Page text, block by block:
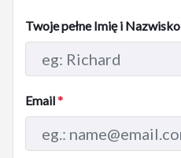
Twoje pełne Imię i Nazwisko
Email*